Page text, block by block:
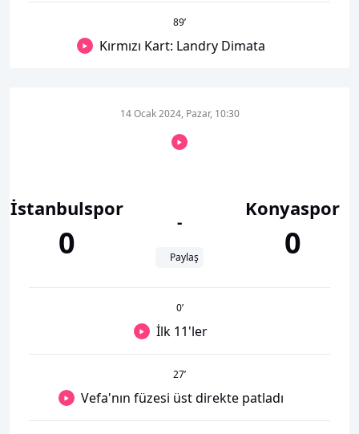
89’
Kırmızı Kart: Landry Dimata
İstanbulspor
0
14 Ocak 2024, Pazar, 10:30
-
Paylaş
Konyaspor
0
0’
İlk 11'ler
27’
Vefa'nın füzesi üst direkte patladı